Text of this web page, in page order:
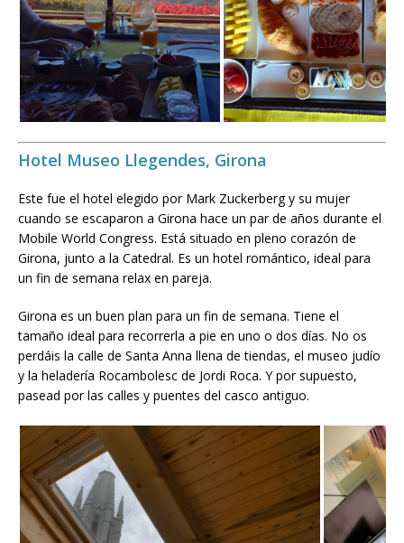
Hotel Museo Llegendes, Girona
Este fue el hotel elegido por Mark Zuckerberg y su mujer
cuando se escaparon a Girona hace un par de años durante el
Mobile World Congress. Está situado en pleno corazón de
Girona, junto a la Catedral. Es un hotel romántico, ideal para
un fin de semana relax en pareja.
Girona es un buen plan para un fin de semana. Tiene el
tamaño ideal para recorrerla a pie en uno o dos días. No os
perdáis la calle de Santa Anna llena de tiendas, el museo judío
y la heladería Rocambolesc de Jordi Roca. Y por supuesto,
pasead por las calles y puentes del casco antiguo.